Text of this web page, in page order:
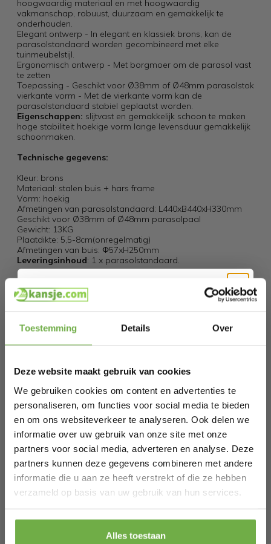
Toestemming Details Over
Deze website maakt gebruik van cookies
We gebruiken cookies om content en advertenties te
personaliseren, om functies voor social media te bieden
en om ons websiteverkeer te analyseren. Ook delen we
informatie over uw gebruik van onze site met onze
partners voor social media, adverteren en analyse. Deze
partners kunnen deze gegevens combineren met andere
informatie die u aan ze heeft verstrekt of die ze hebben
verzameld op basis van uw gebruik van hun services.
Alles toestaan
hoogwaardig materiaal en met hoogwaardig
vakmanschap, robuust, duurzaam en gemakkelijk te
onderhouden.
Elegant ontwerp - In elegant en klassiek brons, kan de
parasolstandaard worden gecombineerd met elke
tuinmeubelstijl.
Ergonomisch ontwerp - Met borgmoer om de parasol vast
te zetten
Toepassing - Geschikt voor Ø38mm of Ø48mm parasolstok
vierkante vorm - Met de vierkante vorm kan de
parasolstandaard stabiel geplaatst worden.
Eigenschappen: slijtvast en gemakkelijk schoon te maken
hoge stabiliteit hoekige vorm lange levensduur gemakkelijk
schoonmaken.
Technische gegevens:
Kleur: brons
Materiaal: stalen buis + hars frame
Vorm: hoekig
Afmetingen van parasolstandaard: L440xB440xH330mm
Geschikt voor Ø38mm of Ø48mm parasolpaal
Gewicht: 13KG
Plaatdikte: 5,5-8cm(onregelmatig)
Afmetingen van buis: Φ57xH250mm
Leveringsinhoud: 1 x parasolstandaard.
Specificaties
Artikelnummer
OP2263
EAN
SKU
142609104
Gerelateerde producten
RESTVOORRAAD
Kingsleeve Dubbele Parasol XXL met
Zwengel – 100% polyester - Antraciet -
460x270 cm
€ 121,99
Schrijf je in en ontvang
Bij 2dekansje.com profiteer je van
kortingen tot wel 70%.
Laat ons weten wanneer je jarig bent
Pak € 5,- korting